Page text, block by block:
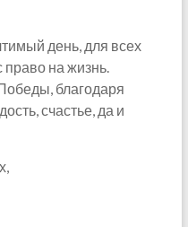
день, для всех
на жизнь.
благодаря
счастье, да и